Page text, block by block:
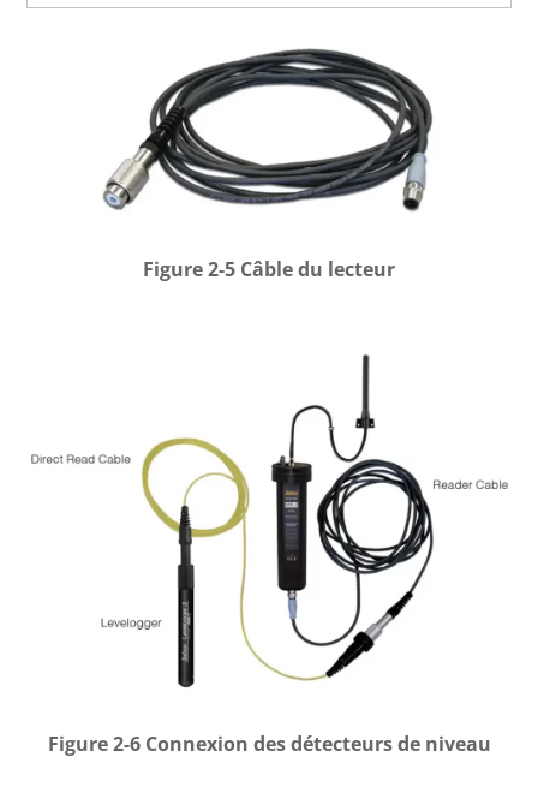
Figure 2-5 Câble du lecteur
Figure 2-6 Connexion des détecteurs de niveau